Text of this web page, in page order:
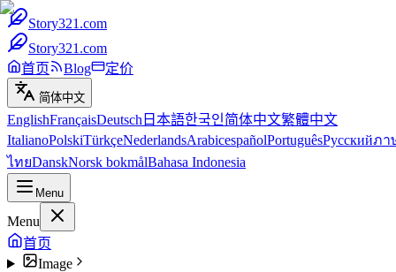
Story321.com
Story321.com
首页
Blog 定价
简体中文
EnglishFrançaisDeutsch 日本語한국인简体中文繁體中文
ItalianoPolskiTürkçeNederlandsArabicespañolPortuguêsРусскийภา
ไทยDanskNorsk bokmålBahasa Indonesia
Menu
Menu
首页
Image